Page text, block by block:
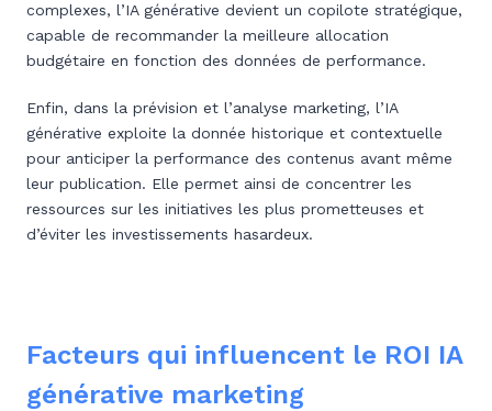
complexes, l’IA générative devient un copilote stratégique,
capable de recommander la meilleure allocation
budgétaire en fonction des données de performance.
Enfin, dans la prévision et l’analyse marketing, l’IA
générative exploite la donnée historique et contextuelle
pour anticiper la performance des contenus avant même
leur publication. Elle permet ainsi de concentrer les
ressources sur les initiatives les plus prometteuses et
d’éviter les investissements hasardeux.
Facteurs qui influencent le ROI IA
générative marketing